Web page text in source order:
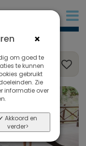
/
×
om goed te
te kunnen
gebruikt
Zie
informatie over
Akkoord en
verder>